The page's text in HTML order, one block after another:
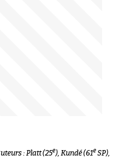
: Platt (25e), Kundé (61e SP),